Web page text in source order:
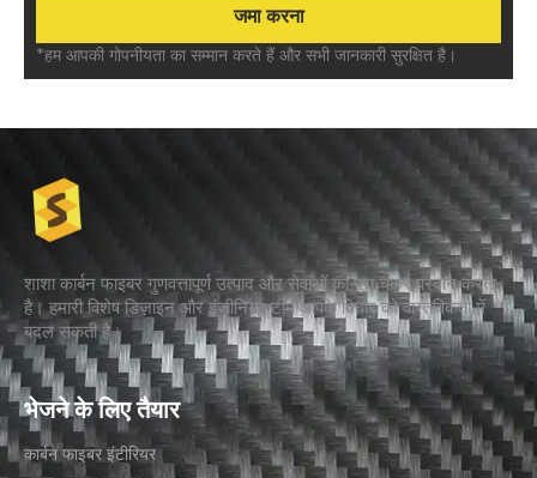
*हम आपकी गोपनीयता का सम्मान करते हैं और सभी जानकारी सुरक्षित है।
शाशा कार्बन फाइबर गुणवत्तापूर्ण उत्पाद और सेवाओं का पूरा चक्र प्रदान करता
है। हमारी विशेष डिज़ाइन और इंजीनियर टीम आपके विचार को वास्तविकता में
बदल सकती है।
भेजने के लिए तैयार
कार्बन फाइबर इंटीरियर​